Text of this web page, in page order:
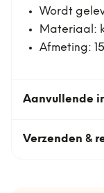
Wordt
Materiaal:
Afmeting:
Aanvullende
Verzenden &